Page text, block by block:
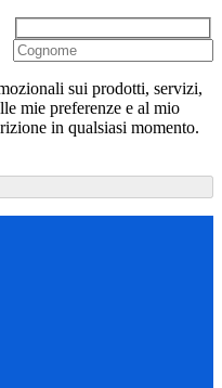
sui prodotti, servizi,
mie preferenze e al mio
in qualsiasi momento.